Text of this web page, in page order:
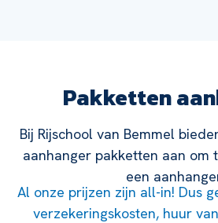
Pakketten
Bij Rijschool van Bemmel
aanhanger pakketten aan om
een
Al onze prijzen zijn all-in! Dus
verzekeringskosten, huur